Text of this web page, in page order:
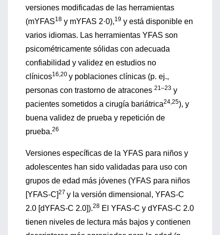
versiones modificadas de las herramientas
(mYFAS18 y mYFAS 2·0),19 y está disponible en
varios idiomas. Las herramientas YFAS son
psicométricamente sólidas con adecuada
confiabilidad y validez en estudios no
clínicos16,20 y poblaciones clínicas (p. ej.,
personas con trastorno de atracones 21–23 y
pacientes sometidos a cirugía bariátrica24,25), y
buena validez de prueba y repetición de
prueba.26
Versiones específicas de la YFAS para niños y
adolescentes han sido validadas para uso con
grupos de edad más jóvenes (YFAS para niños
[YFAS-C]27 y la versión dimensional, YFAS-C
2.0 [dYFAS-C 2.0]).28 El YFAS-C y dYFAS-C 2.0
tienen niveles de lectura más bajos y contienen